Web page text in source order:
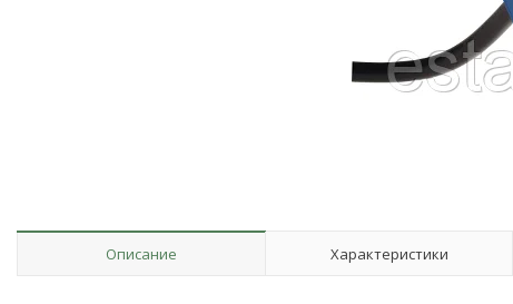
Описание Характеристики